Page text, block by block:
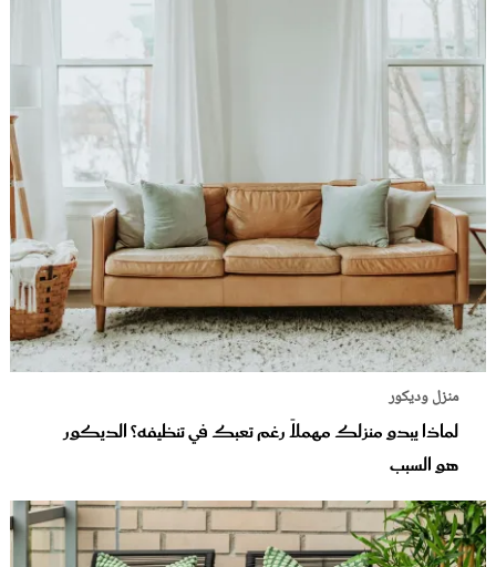
منزل وديكور
لماذا يبدو منزلك مهملاً رغم تعبك في تنظيفه؟ الديكور
هو السبب